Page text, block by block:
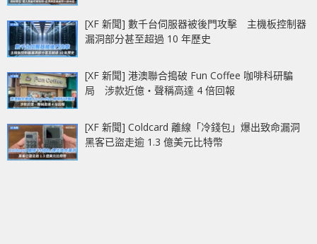
[XF 新聞] 數千台伺服器被後門攻擊 主機板控制器
漏洞部分甚至超過 10 年歷史
[XF 新聞] 港澳聯合搗破 Fun Coffee 咖啡科研騙
局 涉款近億‧聲稱高達 4 倍回報
[XF 新聞] Coldcard 離線「冷錢包」爆出致命漏洞
黑客已盜走逾 1.3 億美元比特幣